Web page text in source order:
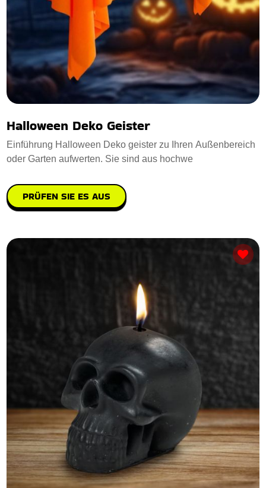
Halloween Deko Geister
Einführung Halloween Deko geister zu Ihren Außenbereich
oder Garten aufwerten. Sie sind aus hochwe
PRÜFEN SIE ES AUS